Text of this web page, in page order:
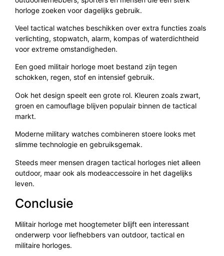
horloge zoeken voor dagelijks gebruik.
Veel tactical watches beschikken over extra functies zoals
verlichting, stopwatch, alarm, kompas of waterdichtheid
voor extreme omstandigheden.
Een goed militair horloge moet bestand zijn tegen
schokken, regen, stof en intensief gebruik.
Ook het design speelt een grote rol. Kleuren zoals zwart,
groen en camouflage blijven populair binnen de tactical
markt.
Moderne military watches combineren stoere looks met
slimme technologie en gebruiksgemak.
Steeds meer mensen dragen tactical horloges niet alleen
outdoor, maar ook als modeaccessoire in het dagelijks
leven.
Conclusie
Militair horloge met hoogtemeter blijft een interessant
onderwerp voor liefhebbers van outdoor, tactical en
militaire horloges.